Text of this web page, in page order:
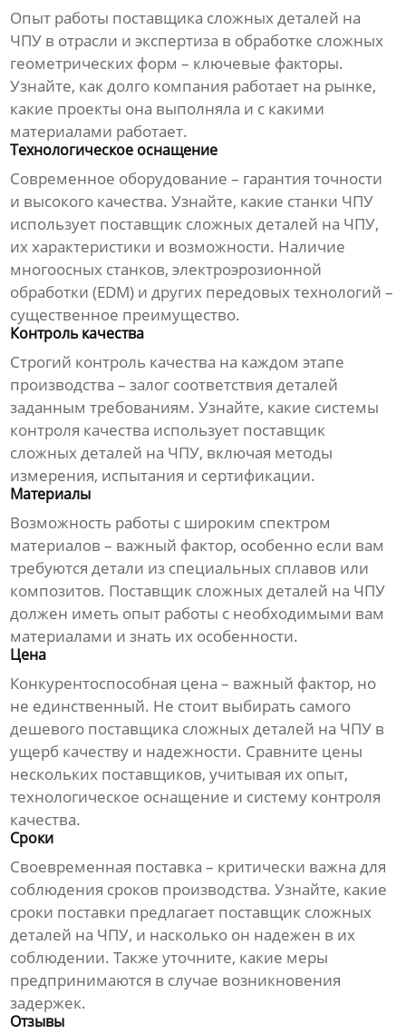
Опыт работы поставщика сложных деталей на
ЧПУ в отрасли и экспертиза в обработке сложных
геометрических форм – ключевые факторы.
Узнайте, как долго компания работает на рынке,
какие проекты она выполняла и с какими
материалами работает.
Технологическое оснащение
Современное оборудование – гарантия точности
и высокого качества. Узнайте, какие станки ЧПУ
использует поставщик сложных деталей на ЧПУ,
их характеристики и возможности. Наличие
многоосных станков, электроэрозионной
обработки (EDM) и других передовых технологий –
существенное преимущество.
Контроль качества
Строгий контроль качества на каждом этапе
производства – залог соответствия деталей
заданным требованиям. Узнайте, какие системы
контроля качества использует поставщик
сложных деталей на ЧПУ, включая методы
измерения, испытания и сертификации.
Материалы
Возможность работы с широким спектром
материалов – важный фактор, особенно если вам
требуются детали из специальных сплавов или
композитов. Поставщик сложных деталей на ЧПУ
должен иметь опыт работы с необходимыми вам
материалами и знать их особенности.
Цена
Конкурентоспособная цена – важный фактор, но
не единственный. Не стоит выбирать самого
дешевого поставщика сложных деталей на ЧПУ в
ущерб качеству и надежности. Сравните цены
нескольких поставщиков, учитывая их опыт,
технологическое оснащение и систему контроля
качества.
Сроки
Своевременная поставка – критически важна для
соблюдения сроков производства. Узнайте, какие
сроки поставки предлагает поставщик сложных
деталей на ЧПУ, и насколько он надежен в их
соблюдении. Также уточните, какие меры
предпринимаются в случае возникновения
задержек.
Отзывы